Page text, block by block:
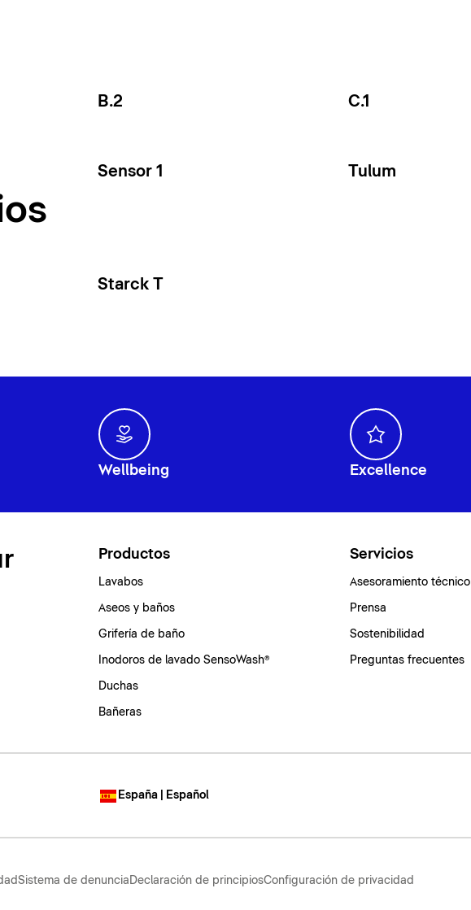
B.2 C.1
Sensor 1 Tulum
Starck T
Wellbeing Excellence
Productos
Lavabos
Aseos y baños
Grifería de baño
Inodoros de lavado SensoWash®
Duchas
Bañeras
Servicios
Asesoramiento técnico
Prensa
Sostenibilidad
Preguntas frecuentes
España | Español
Sistema de denuncia Declaración de principiosConfiguración de privacidad